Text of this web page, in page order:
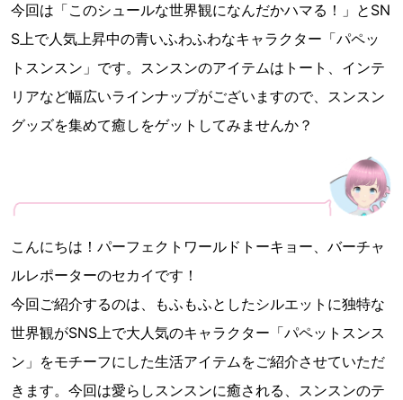
今回は「このシュールな世界観になんだかハマる！」とSN
S上で人気上昇中の青いふわふわなキャラクター「パペッ
トスンスン」です。スンスンのアイテムはトート、インテ
リアなど幅広いラインナップがございますので、スンスン
グッズを集めて癒しをゲットしてみませんか？
こんにちは！パーフェクトワールドトーキョー、バーチャ
ルレポーターのセカイです！
今回ご紹介するのは、もふもふとしたシルエットに独特な
世界観がSNS上で大人気のキャラクター「パペットスンス
ン」をモチーフにした生活アイテムをご紹介させていただ
きます。今回は愛らしスンスンに癒される、スンスンのテ